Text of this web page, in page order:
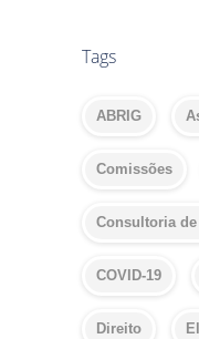
Tags
ABRIG
Comissões
Consultoria
COVID-19
Direito